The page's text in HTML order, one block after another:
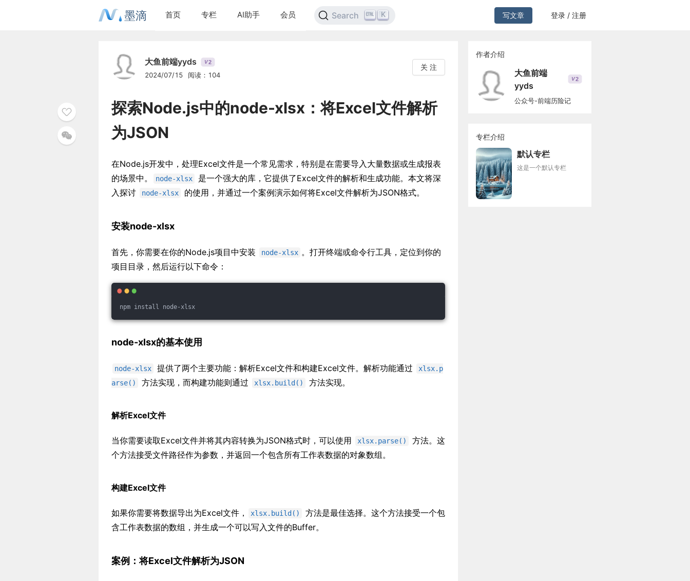
墨滴 首页 专栏 AI助手 会员 Search K 写文章 登录 / 注册
大鱼前端yyds V2
2024/07/15 阅读：104
关 注
探索Node.js中的node-xlsx：将Excel文件解析
为JSON
在Node.js开发中，处理Excel文件是一个常见需求，特别是在需要导入大量数据或生成报表
的场景中。
node-xlsx
是一个强大的库，它提供了Excel文件的解析和生成功能。本文将深
入探讨
node-xlsx 的使用，并通过一个案例演示如何将Excel文件解析为JSON格式。
安装node-xlsx
首先，你需要在你的Node.js项目中安装 node-xlsx 。打开终端或命令行工具，定位到你的
项目目录，然后运行以下命令：
npm install node-xlsx
node-xlsx的基本使用
node-xlsx 提供了两个主要功能：解析Excel文件和构建Excel文件。解析功能通过
xlsx.p
arse()
方法实现，而构建功能则通过 xlsx.build() 方法实现。
解析Excel文件
当你需要读取Excel文件并将其内容转换为JSON格式时，可以使用 xlsx.parse()
方法。这
个方法接受文件路径作为参数，并返回一个包含所有工作表数据的对象数组。
构建Excel文件
如果你需要将数据导出为Excel文件， xlsx.build()
方法是最佳选择。这个方法接受一个包
含工作表数据的数组，并生成一个可以写入文件的Buffer。
案例：将Excel文件解析为JSON
作者介绍
大鱼前端
yyds
V2
公众号-前端历险记
专栏介绍
默认专栏
这是一个默认专栏